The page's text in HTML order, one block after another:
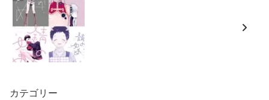
カテゴリー